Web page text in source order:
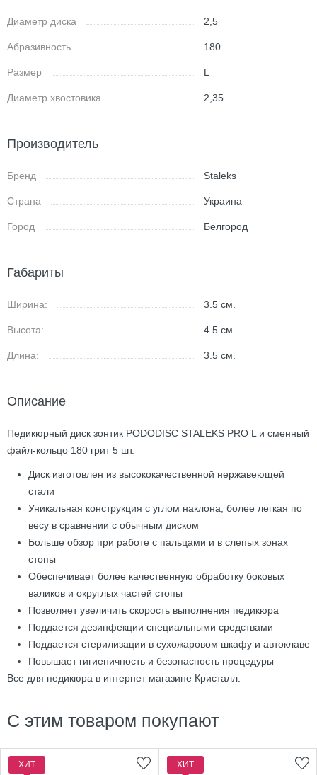
Диаметр диска 2,5
Абразивность 180
Размер L
Диаметр хвостовика 2,35
Производитель
Бренд Staleks
Страна Украина
Город Белгород
Габариты
Ширина: 3.5см.
Высота: 4.5см.
Длина: 3.5см.
Описание
Педикюрный диск зонтик PODODISC STALEKS PRO L и сменный
файл-кольцо 180 грит 5 шт.
Диск изготовлен из высококачественной нержавеющей
стали
Уникальная конструкция с углом наклона, более легкая по
весу в сравнении с обычным диском
Больше обзор при работе с пальцами и в слепых зонах
стопы
Обеспечивает более качественную обработку боковых
валиков и округлых частей стопы
Позволяет увеличить скорость выполнения педикюра
Поддается дезинфекции специальными средствами
Поддается стерилизации в сухожаровом шкафу и автоклаве
Повышает гигиеничность и безопасность процедуры
Все для педикюра в интернет магазине Кристалл.
С этим товаром покупают
ХИТ ХИТ